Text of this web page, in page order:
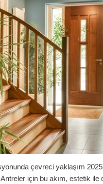
çevreci yaklaşım
için bu akım, estetik ile